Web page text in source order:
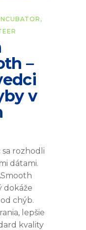
,
–
v
sa rozhodli
dátami.
dokáže
chýb.
lepšie
kvality